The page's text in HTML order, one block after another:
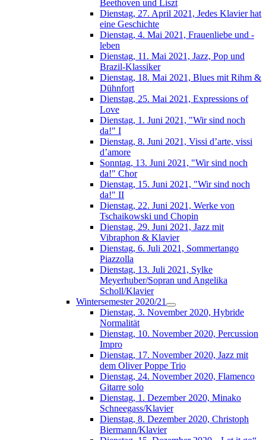
Beethoven und Liszt
Dienstag, 27. April 2021, Jedes Klavier hat
eine Geschichte
Dienstag, 4. Mai 2021, Frauenliebe und -
leben
Dienstag, 11. Mai 2021, Jazz, Pop und
Brazil-Klassiker
Dienstag, 18. Mai 2021, Blues mit Rihm &
Dühnfort
Dienstag, 25. Mai 2021, Expressions of
Love
Dienstag, 1. Juni 2021, "Wir sind noch
da!" I
Dienstag, 8. Juni 2021, Vissi d’arte, vissi
d’amore
Sonntag, 13. Juni 2021, "Wir sind noch
da!" Chor
Dienstag, 15. Juni 2021, "Wir sind noch
da!" II
Dienstag, 22. Juni 2021, Werke von
Tschaikowski und Chopin
Dienstag, 29. Juni 2021, Jazz mit
Vibraphon & Klavier
Dienstag, 6. Juli 2021, Sommertango
Piazzolla
Dienstag, 13. Juli 2021, Sylke
Meyerhuber/Sopran und Angelika
Scholl/Klavier
Wintersemester 2020/21
Dienstag, 3. November 2020, Hybride
Normalität
Dienstag, 10. November 2020, Percussion
Impro
Dienstag, 17. November 2020, Jazz mit
dem Oliver Poppe Trio
Dienstag, 24. November 2020, Flamenco
Gitarre solo
Dienstag, 1. Dezember 2020, Minako
Schneegass/Klavier
Dienstag, 8. Dezember 2020, Christoph
Biermann/Klavier